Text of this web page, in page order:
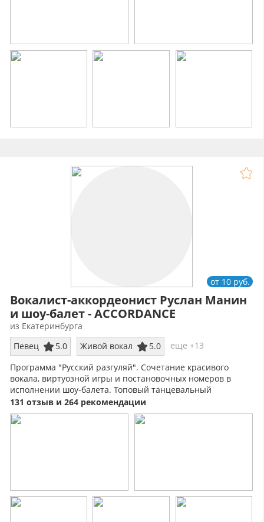
Вокалист-аккордеонист Руслан Манин
и шоу-балет - ACCORDANCE
от 10 руб.
из Екатеринбурга
Певец
5.0 Живой вокал 5.0
еще +13
Программа "Русский разгуляй". Сочетание красивого
вокала, виртуозной игры и постановочных номеров в
исполнении шоу-балета. Топовый танцевальный
репертуар, дизайнерские костюмы!
131 отзыв и 264 рекомендации